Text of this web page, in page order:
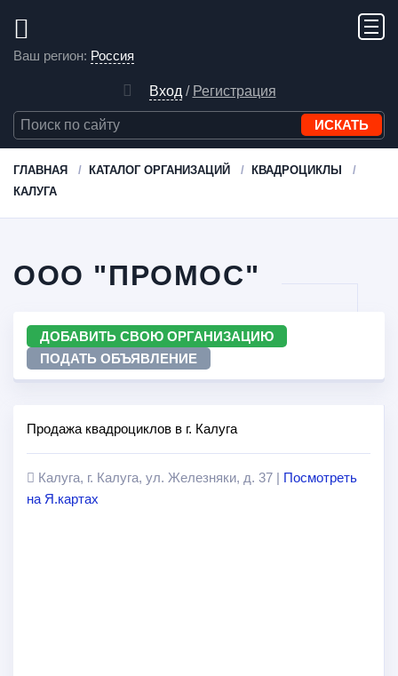
Ваш регион: Россия
Вход / Регистрация
ГЛАВНАЯ КАТАЛОГ ОРГАНИЗАЦИЙ
КВАДРОЦИКЛЫ
КАЛУГА
ООО "ПРОМОС"
ДОБАВИТЬ СВОЮ ОРГАНИЗАЦИЮ
ПОДАТЬ ОБЪЯВЛЕНИЕ
Продажа квадроциклов в г. Калуга
Калуга, г. Калуга, ул. Железняки, д. 37 | Посмотреть
на Я.картах